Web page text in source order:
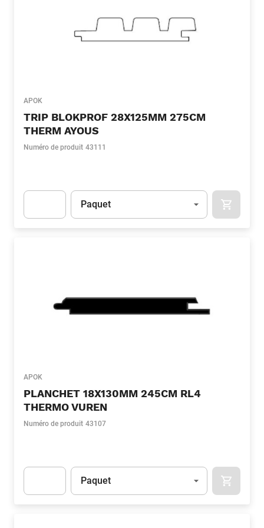
APOK
TRIP BLOKPROF 28X125MM 275CM
THERM AYOUS
Numéro de produit 43111
Unité
Paquet
APOK
PLANCHET 18X130MM 245CM RL4
THERMO VUREN
Numéro de produit 43107
Unité
Paquet